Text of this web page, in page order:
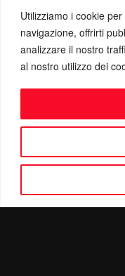
Utilizziamo i cookie
navigazione, offrirti
analizzare il nostro
al nostro utilizzo dei